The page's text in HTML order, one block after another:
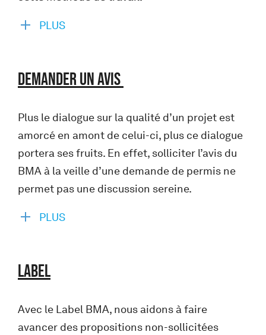
PLUS
DEMANDER UN AVIS
Plus le dialogue sur la qualité d’un projet est
amorcé en amont de celui-ci, plus ce dialogue
portera ses fruits. En effet, solliciter l’avis du
BMA à la veille d’une demande de permis ne
permet pas une discussion sereine.
PLUS
LABEL
Avec le Label BMA, nous aidons à faire
avancer des propositions non-sollicitées